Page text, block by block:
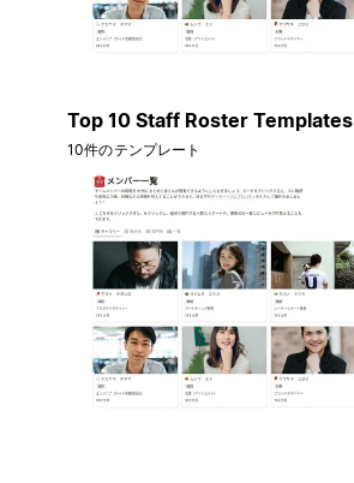
Top 10 Staff Roster Templates
10件のテンプレート